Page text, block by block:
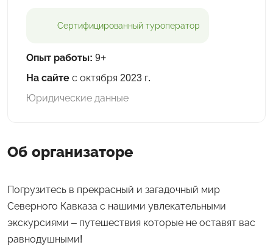
Сертифицированный туроператор
Опыт работы: 9+
На сайте с октября 2023 г.
Юридические данные
Об организаторе
Погрузитесь в прекрасный и загадочный мир
Северного Кавказа с нашими увлекательными
экскурсиями – путешествия которые не оставят вас
равнодушными!